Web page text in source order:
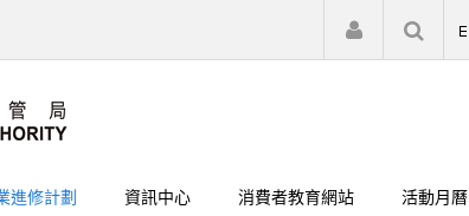
註冊 登入
進修計劃 資訊中心 消費者教育網站 活動月曆